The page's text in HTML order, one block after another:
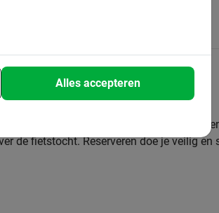
Alles accepteren
Kies voor één van de tours in Gent
de fietstocht. Reserveren doe je veilig en